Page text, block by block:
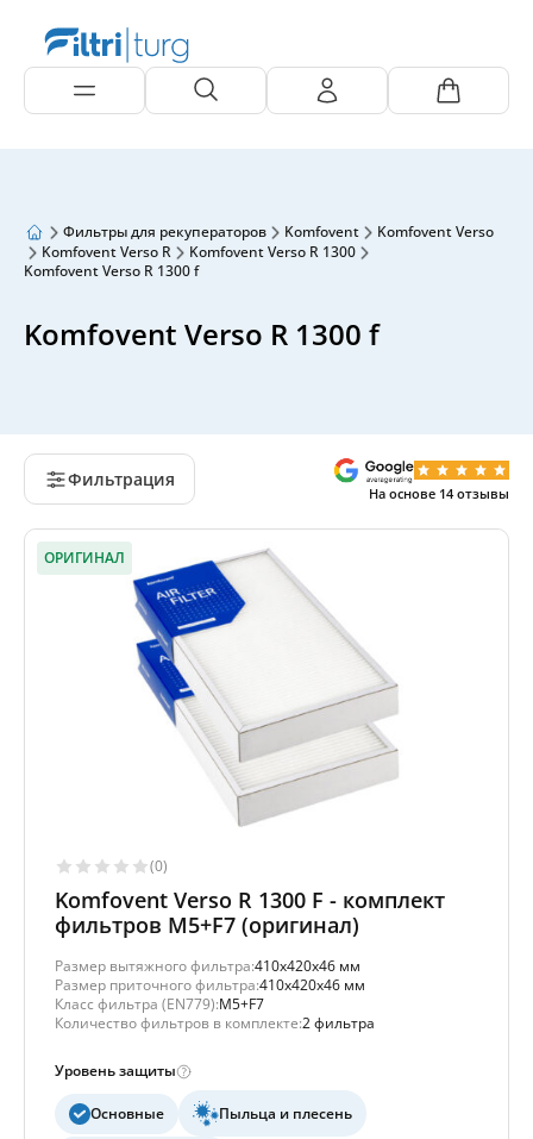
Фильтры для рекуператоров Komfovent
Komfovent Verso
Komfovent Verso R
Komfovent Verso R 1300
Komfovent Verso R 1300 f
Komfovent Verso R 1300 f
Фильтрация
На основе 14 отзывы
ОРИГИНАЛ
(0)
Komfovent Verso R 1300 F - комплект
фильтров M5+F7 (оригинал)
Размер вытяжного фильтра:410x420x46 мм
Размер приточного фильтра:410x420x46 мм
Класс фильтра (EN779):M5+F7
Количество фильтров в комплекте:2 фильтра
Уровень защиты
Основные Пыльца и плесень